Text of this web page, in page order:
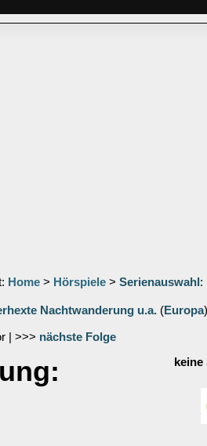
Home > Hörspiele > Serienauswahl :
Nachtwanderung u.a. (Europa)
| >>> nächste Folge